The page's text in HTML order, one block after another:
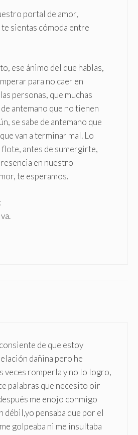
portal de amor,
sientas cómoda entre
ese ánimo del que hablas,
para no caer en
personas, que muchas
antemano que no tienen
se sabe de antemano que
van a terminar mal. Lo
antes de sumergirte,
en nuestro
te esperamos.
de que estoy
dañina pero he
veces romperla y no lo logro,
palabras que necesito oir
me enojo conmigo
débil,yo pensaba que por el
golpeaba ni me insultaba